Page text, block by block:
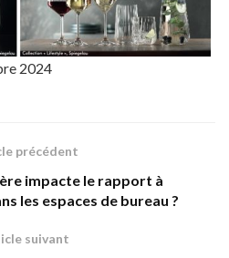
2024
précédent
impacte le rapport à
les espaces de bureau ?
suivant